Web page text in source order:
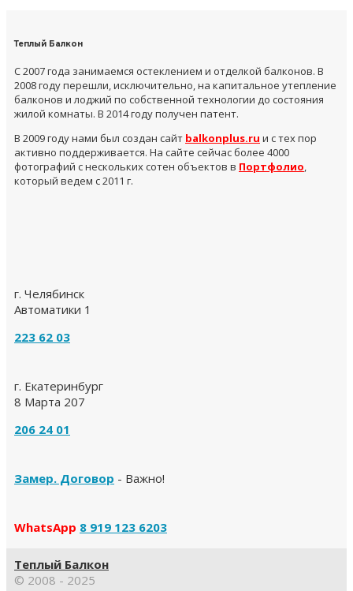
Теплый Балкон
С 2007 года занимаемся остеклением и отделкой балконов. В
2008 году перешли, исключительно, на капитальное утепление
балконов и лоджий по собственной технологии до состояния
жилой комнаты. В 2014 году получен патент.
В 2009 году нами был создан сайт balkonplus.ru и с тех пор
активно поддерживается. На сайте сейчас более 4000
фотографий с нескольких сотен объектов в Портфолио,
который ведем с 2011 г.
г. Челябинск
Автоматики 1
223 62 03
г. Екатеринбург
8 Марта 207
206 24 01
Замер. Договор - Важно!
WhatsApp 8 919 123 6203
Теплый Балкон
© 2008 - 2025